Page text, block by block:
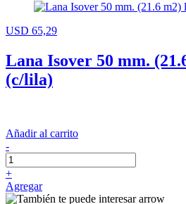
USD 65,29
Lana Isover 50 mm.
(c/lila)
Añadir al carrito
-
+
Agregar